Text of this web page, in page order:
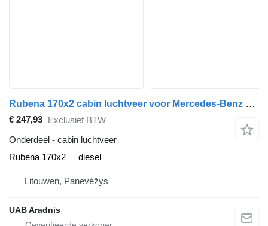
Rubena 170x2 cabin luchtveer voor Mercedes-Benz SPRINTER 3-t (906) auto
€ 247,93 Exclusief BTW
Onderdeel - cabin luchtveer
Rubena 170x2
diesel
Litouwen, Panevėžys
UAB Aradnis